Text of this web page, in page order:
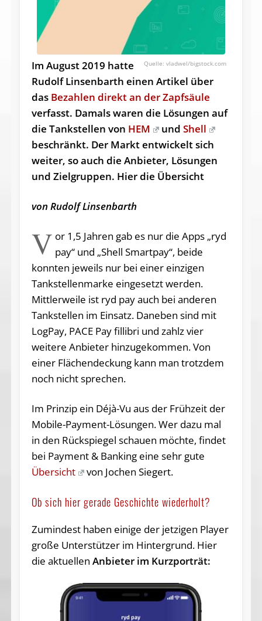
vladwel/bigstock.com
Im August 2019 hatte
Rudolf Linsenbarth einen Artikel über
das Bezahlen direkt an der Zapfsäule
verfasst. Damals waren die Lösungen auf
die Tankstellen von HEM und Shell
beschränkt. Der Markt entwickelt sich
weiter, so auch die Anbieter, Lösungen
und Zielgruppen. Hier die Übersicht
von Rudolf Linsenbarth
V or 1,5 Jahren gab es nur die Apps „ryd
pay“ und „Shell Smartpay“, beide
konnten jeweils nur bei einer einzigen
Tankstellenmarke eingesetzt werden.
Mittlerweile ist ryd pay auch bei anderen
Tankstellen im Einsatz. Daneben sind mit
LogPay, PACE Pay fillibri und zahlz vier
weitere Anbieter hinzugekommen. Von
einer Flächendeckung kann man trotzdem
noch nicht sprechen.
Im Prinzip ein Déjà-Vu aus der Frühzeit der
Mobile-Payment-Lösungen. Wer dazu mal
in den Rückspiegel schauen möchte, findet
bei Payment & Banking eine sehr gute
Übersicht
von Jochen Siegert.
Ob sich hier gerade Geschichte wiederholt?
Zumindest haben einige der jetzigen Player
große Unterstützer im Hintergrund. Hier
die aktuellen Anbieter im Kurzporträt: